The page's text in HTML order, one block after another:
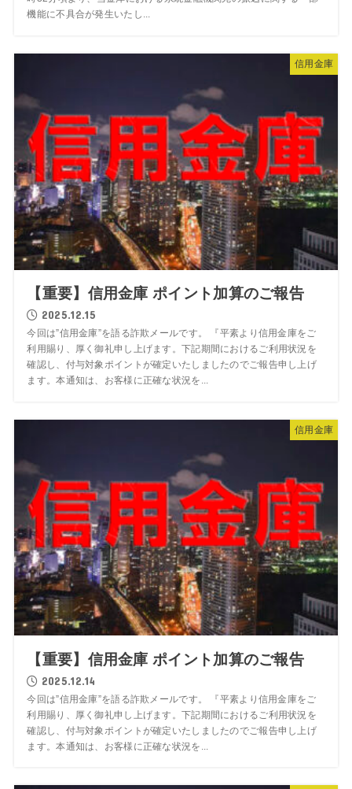
機能に不具合が発生いたし...
信用金庫
【重要】信用金庫 ポイント加算のご報告
2025.12.15
今回は”信用金庫”を語る詐欺メールです。 『平素より信用金庫をご
利用賜り、厚く御礼申し上げます。下記期間におけるご利用状況を
確認し、付与対象ポイントが確定いたしましたのでご報告申し上げ
ます。本通知は、お客様に正確な状況を...
信用金庫
【重要】信用金庫 ポイント加算のご報告
2025.12.14
今回は”信用金庫”を語る詐欺メールです。 『平素より信用金庫をご
利用賜り、厚く御礼申し上げます。下記期間におけるご利用状況を
確認し、付与対象ポイントが確定いたしましたのでご報告申し上げ
ます。本通知は、お客様に正確な状況を...